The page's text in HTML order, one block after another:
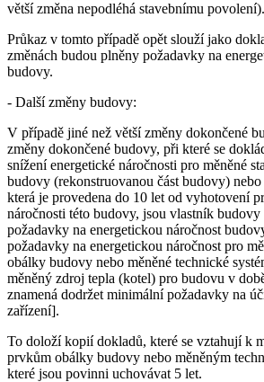
větší změna nepodléhá stavebnímu povolení).
Průkaz v tomto případě opět slouží jako
změnách budou plněny požadavky na
budovy.
- Další změny budovy:
V případě jiné než větší změny dokončené
změny dokončené budovy, při které se
snížení energetické náročnosti pro měněné
budovy (rekonstruovanou část budovy) nebo
která je provedena do 10 let od vyhotovení
náročnosti této budovy, jsou vlastník
požadavky na energetickou náročnost
požadavky na energetickou náročnost pro
obálky budovy nebo měněné technické
měněný zdroj tepla (kotel) pro budovu v
znamená dodržet minimální požadavky na
zařízení].
To doloží kopií dokladů, které se vztahují k
prvkům obálky budovy nebo měněným
které jsou povinni uchovávat 5 let.